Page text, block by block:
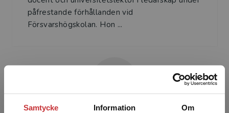
Samtycke Information Om
påfrestande förhållanden vid
Försvarshögskolan. Hon ...